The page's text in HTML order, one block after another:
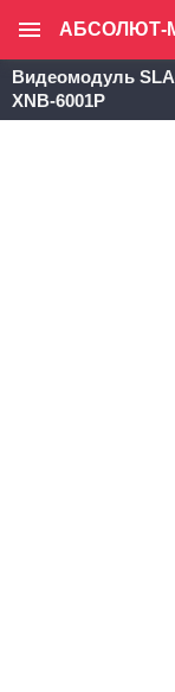
Видеомодуль
XNB-6001P